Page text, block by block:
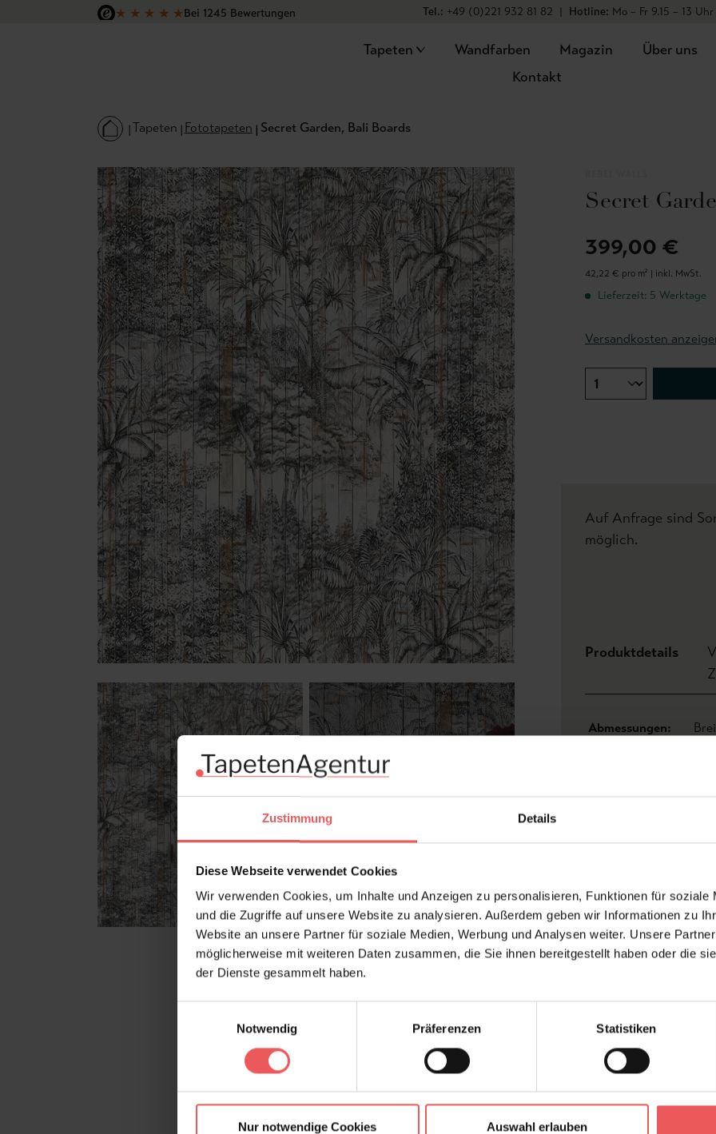
Zustimmung Details
Diese Webseite verwendet Cookies
Wir verwenden Cookies, um Inhalte und Anzeigen zu personalisieren, Funktionen für soziale
und die Zugriffe auf unsere Website zu analysieren. Außerdem geben wir Informationen zu
Website an unsere Partner für soziale Medien, Werbung und Analysen weiter. Unsere
möglicherweise mit weiteren Daten zusammen, die Sie ihnen bereitgestellt haben oder die
der Dienste gesammelt haben.
Notwendig
Präferenzen Statistiken
Nur notwendige Cookies Auswahl erlauben
Hauptinhalt springen
Zur Suche springen
Zur Hauptnavigation springen
★ ★ ★ ★ ★Bei 1245 Bewertungen
Tel.: +49 (0)221 932 81 82 | Hotline: Mo – Fr 9.15 – 13
Tapeten Wandfarben Magazin
Über uns
Kontakt
Tapeten Fototapeten Secret Garden, Bali Boards
Secret
399,00 €
42,22 € pro m² | inkl. MwSt.
Lieferzeit: 5 Werktage
Versandkosten
Auf Anfrage sind
möglich.
Produktdetails
Abmessungen:
Farbton:
Konfektionierung:
Stil:
Trägermaterial: